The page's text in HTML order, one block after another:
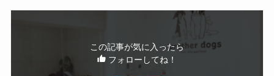
この記事が気に入ったら
フォローしてね！